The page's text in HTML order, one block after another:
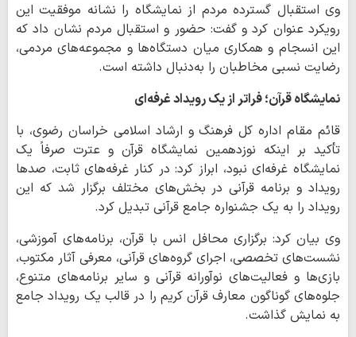
وی استقبال گسترده مردم از نمایشگاه را نشانه موفقیت این
رویکرد عنوان کرد و گفت: حضور و استقبال مردم نشان داد که
این انسجام و همکاری میان دستگاه‌ها و مجموعه‌های مردمی،
رضایت نسبی مخاطبان را به‌دنبال داشته است.
نمایشگاه قرآن؛ فراتر از یک رویداد غرفه‌ای
قائم مقام اداره کل فرهنگ و ارشاد اسلامی خراسان رضوی، با
تأکید بر اینکه نوزدهمین نمایشگاه قرآن و عترت صرفاً یک
نمایشگاه غرفه‌ای نبود، ابراز کرد: در کنار غرفه‌های ثابت، صدها
رویداد و برنامه قرآنی در بخش‌های مختلف برگزار شد که این
رویداد را به یک جشنواره جامع قرآنی تبدیل کرد.
وی بیان کرد: برگزاری محافل انس با قرآن، برنامه‌های آموزشی،
نشست‌های تخصصی، اجرای گروه‌های قرآنی، معرفی آثار مکتوب،
بازی‌ها و فعالیت‌های نوآورانه قرآنی و سایر برنامه‌های متنوع،
جلوه‌های گوناگون معارف قرآن کریم را در قالب یک رویداد جامع
به نمایش گذاشت.